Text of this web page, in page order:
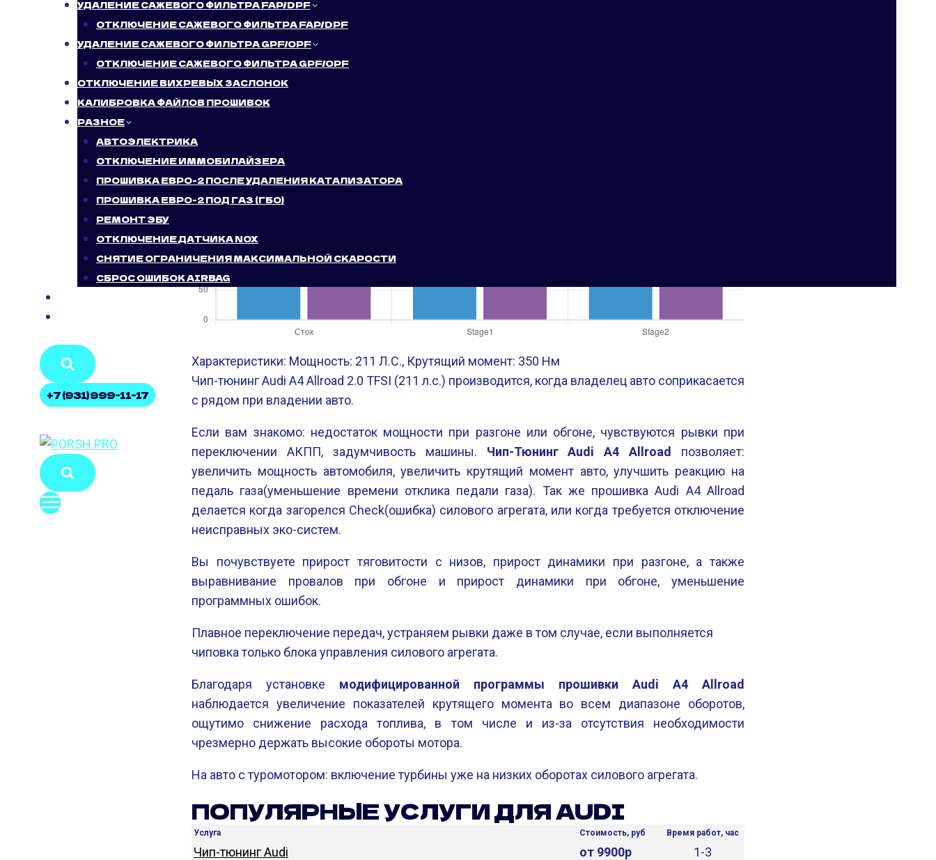
УДАЛЕНИЕ САЖЕВОГО ФИЛЬТРА FAP/DPF
ОТКЛЮЧЕНИЕ САЖЕВОГО ФИЛЬТРА FAP/DPF
УДАЛЕНИЕ САЖЕВОГО ФИЛЬТРА GPF/OPF
ОТКЛЮЧЕНИЕ САЖЕВОГО ФИЛЬТРА GPF/OPF
ОТКЛЮЧЕНИЕ ВИХРЕВЫХ ЗАСЛОНОК
КАЛИБРОВКА ФАЙЛОВ ПРОШИВОК
РАЗНОЕ
АВТОЭЛЕКТРИКА
ОТКЛЮЧЕНИЕ ИММОБИЛАЙЗЕРА
ПРОШИВКА ЕВРО-2 ПОСЛЕ УДАЛЕНИЯ КАТАЛИЗАТОРА
ПРОШИВКА ЕВРО-2 ПОД ГАЗ (ГБО)
РЕМОНТ ЭБУ
ОТКЛЮЧЕНИЕ ДАТЧИКА NOX
СНЯТИЕ ОГРАНИЧЕНИЯ МАКСИМАЛЬНОЙ СКАРОСТИ
СБРОС ОШИБОК AIRBAG
+7 (931) 999-11-17
/Чип-Тюнинг
Характеристики: Мощность: 211 Л.С., Крутящий момент: 350 Нм
Чип-тюнинг Audi A4 Allroad 2.0 TFSI (211 л.с.) производится, когда владелец авто соприкасается
с рядом при владении авто.
Если вам знакомо: недостаток мощности при разгоне или обгоне, чувствуются рывки при
переключении АКПП, задумчивость машины. Чип-Тюнинг Audi A4 Allroad позволяет:
увеличить мощность автомобиля, увеличить крутящий момент авто, улучшить реакцию на
педаль газа(уменьшение времени отклика педали газа). Так же прошивка Audi A4 Allroad
делается когда загорелся Check(ошибка) силового агрегата, или когда требуется отключение
неисправных эко-систем.
Вы почувствуете прирост тяговитости с низов, прирост динамики при разгоне, а также
выравнивание провалов при обгоне и прирост динамики при обгоне, уменьшение
программных ошибок.
Плавное переключение передач, устраняем рывки даже в том случае, если выполняется
чиповка только блока управления силового агрегата.
Благодаря установке модифицированной программы прошивки Audi A4 Allroad
наблюдается увеличение показателей крутящего момента во всем диапазоне оборотов,
ощутимо снижение расхода топлива, в том числе и из-за отсутствия необходимости
чрезмерно держать высокие обороты мотора.
На авто с туромотором: включение турбины уже на низких оборотах силового агрегата.
ПОПУЛЯРНЫЕ УСЛУГИ ДЛЯ AUDI
Услуга Стоимость, руб Время работ, час
Чип-тюнинг Audi от 9900р
1-3